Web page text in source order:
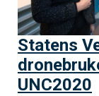
Statens
UNC2020